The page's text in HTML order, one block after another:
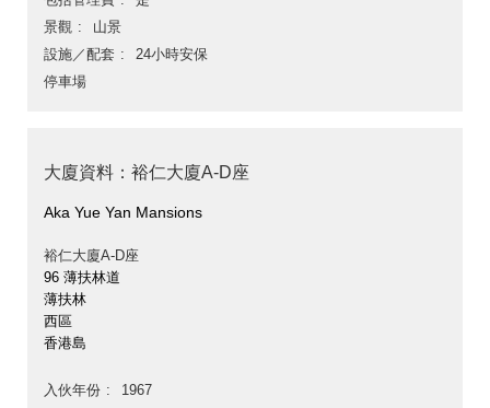
景觀
山景
設施／配套
24小時安保
停車場
大廈資料：裕仁大廈A-D座
Aka Yue Yan Mansions
裕仁大廈A-D座
96 薄扶林道
薄扶林
西區
香港島
入伙年份
1967